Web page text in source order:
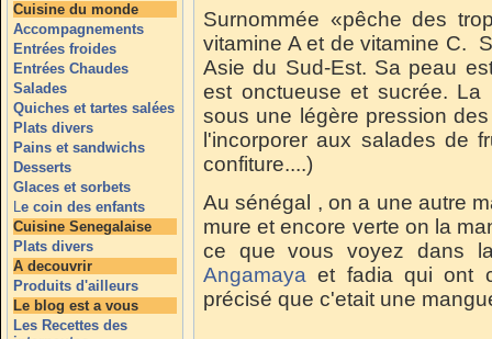
Cuisine du monde
Accompagnements
Entrées froides
Entrées Chaudes
Salades
Quiches et tartes salées
Plats divers
Pains et sandwichs
Desserts
Glaces et sorbets
Le coin des enfants
Cuisine Senegalaise
Plats divers
A decouvrir
Produits d'ailleurs
Le blog est a vous
Les Recettes des
Surnommée «pêche des
vitamine A et de vitamine C.
Asie du Sud-Est. Sa peau
est onctueuse et sucrée. La
sous une légère pression
l'incorporer aux salades de
confiture....)
Au sénégal , on a une autre
mure et encore verte on la
ce que vous voyez dans
Angamaya et fadia qui ont
précisé que c'etait une